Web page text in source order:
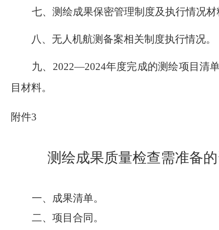
七、测绘成果保密管理制度及执行情况
八、无人机航测备案相关制度执行情况。
九、 2022—2024年度完成的测绘项目清
目材料。
附件3
测绘成果质量检查需准备
一、成果清单。
二、项目合同。